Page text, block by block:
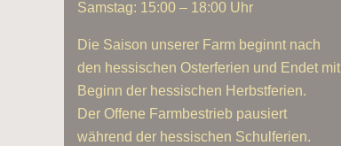
Samstag: 15:00 – 18:00 Uhr
Die Saison unserer Farm beginnt nach
den hessischen Osterferien und Endet mit
Beginn der hessischen Herbstferien.
Der Offene Farmbestrieb pausiert
während der hessischen Schulferien.